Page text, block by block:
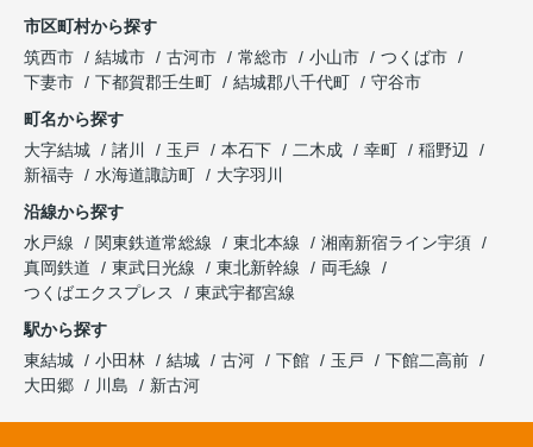
市区町村から探す
筑西市
結城市 古河市 常総市 小山市
つくば市
下妻市
下都賀郡壬生町 結城郡八千代町
守谷市
町名から探す
大字結城
諸川 玉戸 本石下 二木成 幸町
稲野辺
新福寺
水海道諏訪町
大字羽川
沿線から探す
水戸線
関東鉄道常総線 東北本線
湘南新宿ライン宇須
真岡鉄道
東武日光線 東北新幹線
両毛線
つくばエクスプレス
東武宇都宮線
駅から探す
東結城
小田林 結城 古河 下館 玉戸
下館二高前
大田郷
川島 新古河